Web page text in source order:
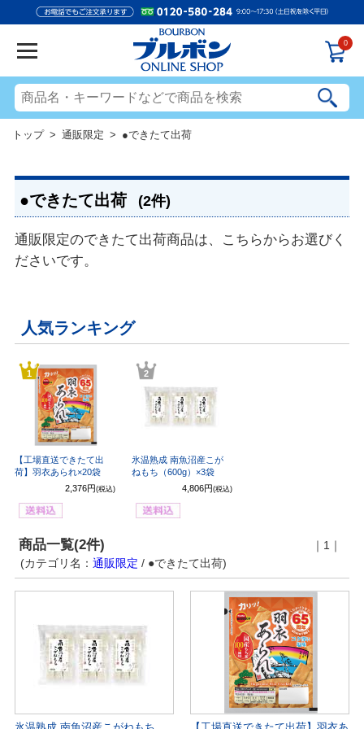
0
トップ> 通販限定 > ●できたて出荷
●できたて出荷 (2件)
通販限定のできたて出荷商品は、こちらからお選びく
ださいです。
人気ランキング
1
【工場直送できたて出
荷】羽衣あられ×20袋
2,376円 (税込)
2
氷温熟成 南魚沼産こが
ねもち（600g）×3袋
4,806円 (税込)
商品一覧(2件)
｜1｜
(カテゴリ名： 通販限定 / ●できたて出荷)